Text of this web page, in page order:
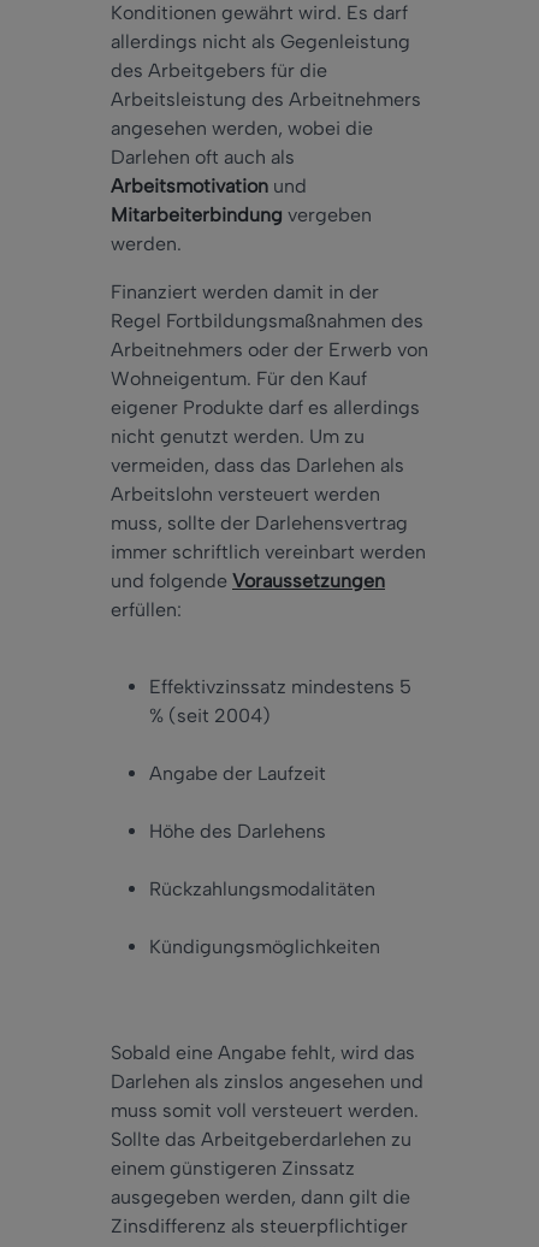
Konditionen gewährt wird. Es darf
allerdings nicht als Gegenleistung
des Arbeitgebers für die
Arbeitsleistung des Arbeitnehmers
angesehen werden, wobei die
Darlehen oft auch als
Arbeitsmotivation und
Mitarbeiterbindung vergeben
werden.
Finanziert werden damit in der
Regel Fortbildungsmaßnahmen des
Arbeitnehmers oder der Erwerb von
Wohneigentum. Für den Kauf
eigener Produkte darf es allerdings
nicht genutzt werden. Um zu
vermeiden, dass das Darlehen als
Arbeitslohn versteuert werden
muss, sollte der Darlehensvertrag
immer schriftlich vereinbart werden
und folgende Voraussetzungen
erfüllen:
Effektivzinssatz mindestens 5
% (seit 2004)
Angabe der Laufzeit
Höhe des Darlehens
Rückzahlungsmodalitäten
Kündigungsmöglichkeiten
Sobald eine Angabe fehlt, wird das
Darlehen als zinslos angesehen und
muss somit voll versteuert werden.
Sollte das Arbeitgeberdarlehen zu
einem günstigeren Zinssatz
ausgegeben werden, dann gilt die
Zinsdifferenz als steuerpflichtiger